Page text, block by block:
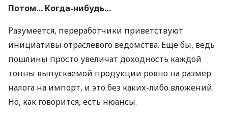
Потом… Когда-нибудь…
Разумеется, переработчики приветствуют
инициативы отраслевого ведомства. Еще бы, ведь
пошлины просто увеличат доходность каждой
тонны выпускаемой продукции ровно на размер
налога на импорт, и это без каких-либо вложений.
Но, как говорится, есть нюансы.